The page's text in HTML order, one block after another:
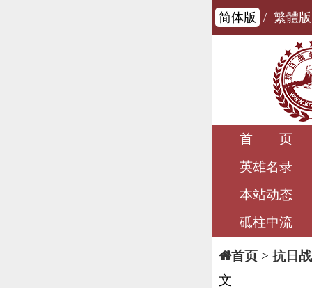
简体版 / 繁體版
首 页
英雄名录
本站动态
砥柱中流
首页> 抗日
文